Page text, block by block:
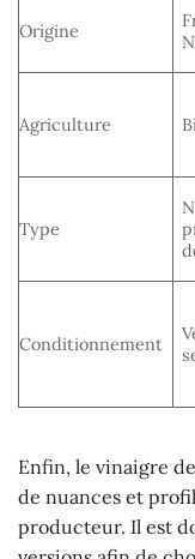
Origine
Agriculture
Type
Conditionnement
Enfin, le vinaigre
de nuances et
producteur. Il est